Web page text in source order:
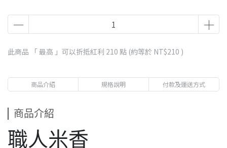
此商品 「 最高 」可以折抵紅利 210 點 (約等於 NT$210 )
商品介紹 規格說明 付款及運送方式
商品介紹
職人米香